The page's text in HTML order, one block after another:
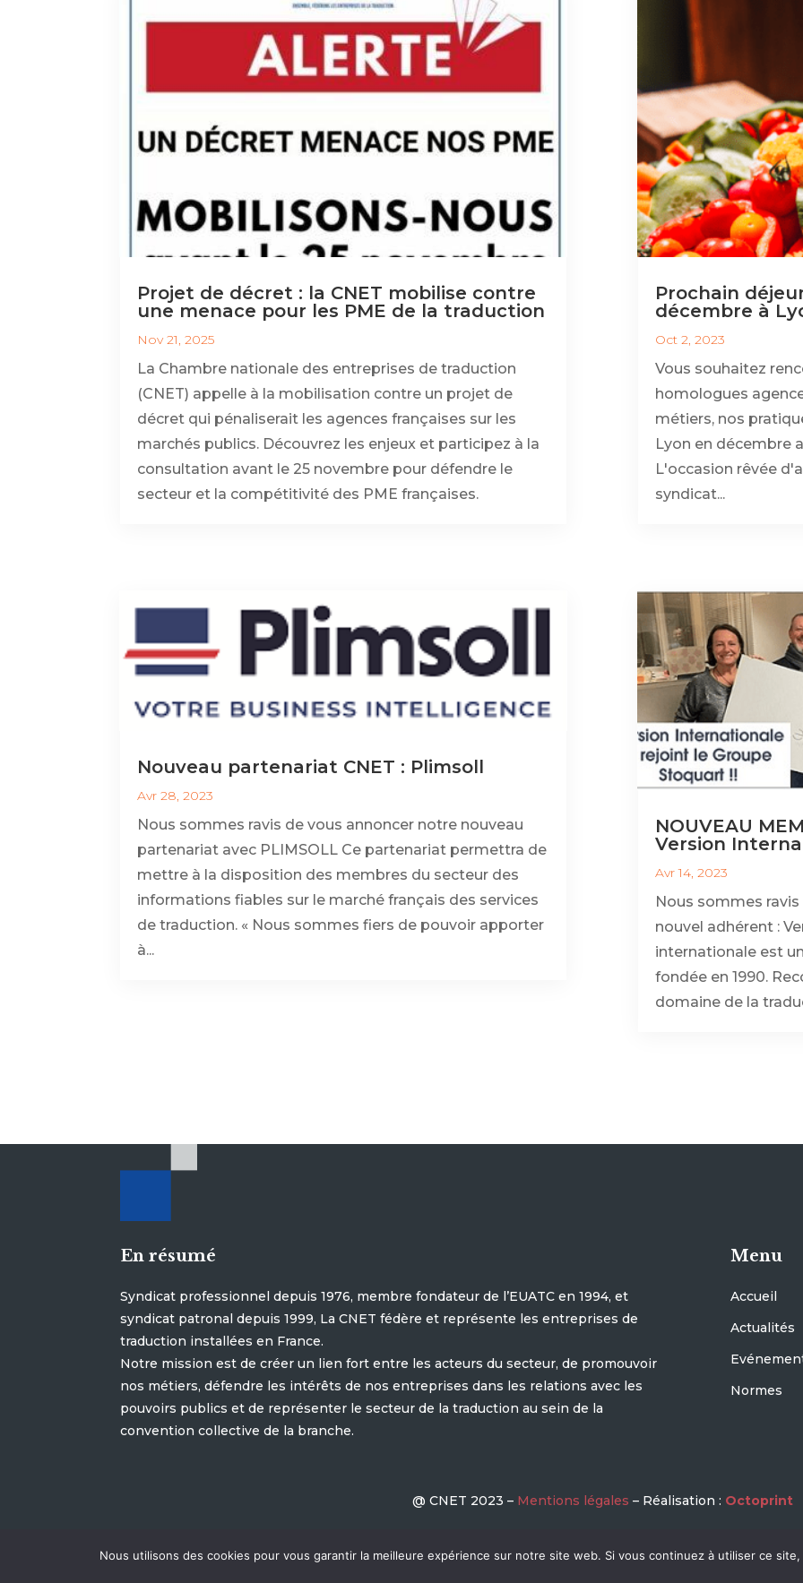
Projet de décret : la CNET mobilise contre
une menace pour les PME de la traduction
Nov 21, 2025
La Chambre nationale des entreprises de traduction
(CNET) appelle à la mobilisation contre un projet de
décret qui pénaliserait les agences françaises sur les
marchés publics. Découvrez les enjeux et participez à la
consultation avant le 25 novembre pour défendre le
secteur et la compétitivité des PME françaises.
Nouveau partenariat CNET : Plimsoll
Avr 28, 2023
Nous sommes ravis de vous annoncer notre nouveau
partenariat avec PLIMSOLL Ce partenariat permettra de
mettre à la disposition des membres du secteur des
informations fiables sur le marché français des services
de traduction. « Nous sommes fiers de pouvoir apporter
à...
Prochain
décembre à
Oct 2, 2023
Vous souhaitez
homologues
métiers, nos
Lyon en décembre
L'occasion rêvée
syndicat...
NOUVEAU
Version
Avr 14, 2023
Nous sommes
nouvel adhérent :
internationale est
fondée en 1990.
domaine de la
En résumé
Syndicat professionnel depuis 1976, membre fondateur de l’EUATC en 1994, et
syndicat patronal depuis 1999, La CNET fédère et représente les entreprises de
traduction installées en France.
Notre mission est de créer un lien fort entre les acteurs du secteur, de promouvoir
nos métiers, défendre les intérêts de nos entreprises dans les relations avec les
pouvoirs publics et de représenter le secteur de la traduction au sein de la
convention collective de la branche.
Menu
Accueil
Actualités
Normes
@ CNET 2023 – Mentions légales – Réalisation : Octoprint
Nous utilisons des cookies pour vous garantir la meilleure expérience sur notre site web. Si vous continuez à utiliser ce